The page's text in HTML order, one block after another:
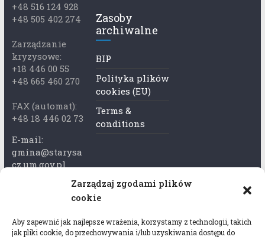
Zarządzaj zgodami plików
cookie
Aby zapewnić jak najlepsze wrażenia, korzystamy z technologii, takich
jak pliki cookie, do przechowywania i/lub uzyskiwania dostępu do
+48 516 124 928
+48 505 402 274
Zarządzanie
kryzysowe:
+18 446 00 55
+48 665 460 270
FAX (automat):
+48 18 446 02 73
E-mail:
gmina@starysa
cz.um.gov.pl
Adres skrzynki
rytka
Zasoby
archiwalne
BIP
Polityka plików
cookies (EU)
Terms &
conditions